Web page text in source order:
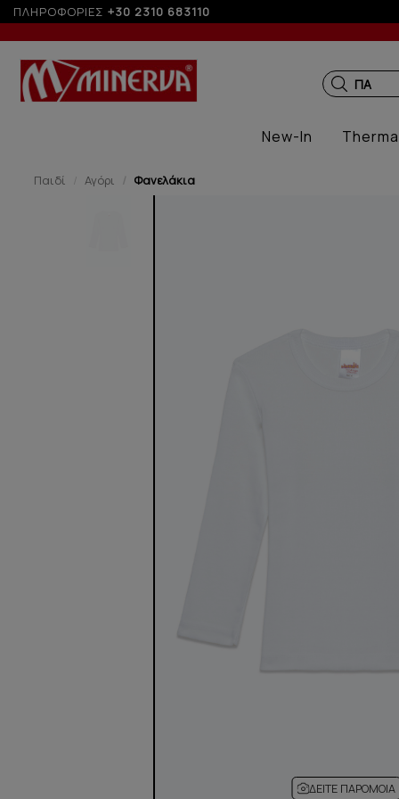
ΠΛΗΡΟΦΟΡΙΕΣ +30 2310 683110
New-In
Παιδί Αγόρι Φανελάκια
ΔΕΊΤΕ ΠΑΡΌΜΟΙΑ